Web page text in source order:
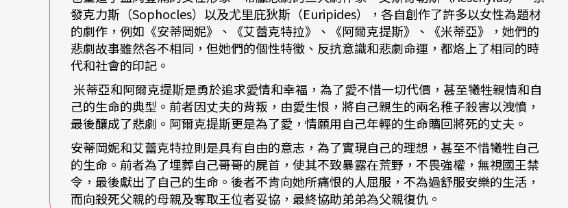
《又一個，米蒂亞》是夏波由一樁法國的家庭慘案發想，自二○○七年迄今不斷實驗延伸的「米
蒂亞文件」系列之作。 全劇儘管仍以原希臘悲劇所描寫的「米蒂亞為報復丈夫傑森的背棄，而殺
死兩人所生的孩子」為基礎，但是在夏波的版本中，更見當代資本主義全球化之下，關於女性、
愛情與社會關係的新貌。夏波表示，每個人，或親或疏，都在這樣關乎男與女繁複訊息的文本
中，交換著基於個人的經驗，關於愛的議題。這種交換／交流，也給予觀者有了再次反省男性女
性的「各司其所」的真實，以及分離之後，與孩子關係上的那份糾葛情結。
延續《（劇場的）博物館》的精神，《又一個，米蒂亞》也向觀眾傳遞一種開放感受，在不同版
發克力斯（Sophocles）以及尤里庇狄斯（Euripides），各自創作了許多以女性為題材
的劇作，例如《安蒂岡妮》、《艾蕾克特拉》、《阿爾克提斯》、《米蒂亞》，她們的
悲劇故事雖然各不相同，但她們的個性特徵、反抗意識和悲劇命運，都烙上了相同的時
代和社會的印記。
米蒂亞和阿爾克提斯是勇於追求愛情和幸福，為了愛不惜一切代價，甚至犧牲親情和自
己的生命的典型。前者因丈夫的背叛，由愛生恨，將自己親生的兩名稚子殺害以洩憤，
最後釀成了悲劇。阿爾克提斯更是為了愛，情願用自己年輕的生命贖回將死的丈夫。
安蒂岡妮和艾蕾克特拉則是具有自由的意志，為了實現自己的理想，甚至不惜犧牲自己
的生命。前者為了埋葬自己哥哥的屍首，使其不致暴露在荒野，不畏強權，無視國王禁
令，最後獻出了自己的生命。後者不肯向她所痛恨的人屈服，不為過舒服安樂的生活，
而向殺死父親的母親及奪取王位者妥協，最終協助弟弟為父親復仇。